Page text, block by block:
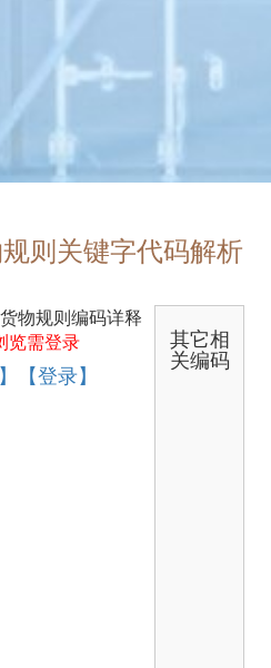
则关键字代码解析
物规则编码详释
览需登录
【登录】
其它相
关编码